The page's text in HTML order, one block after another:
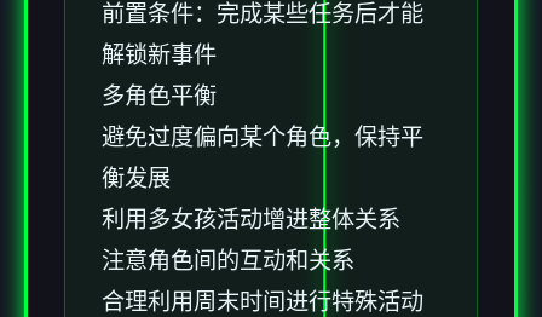
前置条件：完成某些任务后才能
解锁新事件
多角色平衡
避免过度偏向某个角色，保持平
衡发展
利用多女孩活动增进整体关系
注意角色间的互动和关系
合理利用周末时间进行特殊活动